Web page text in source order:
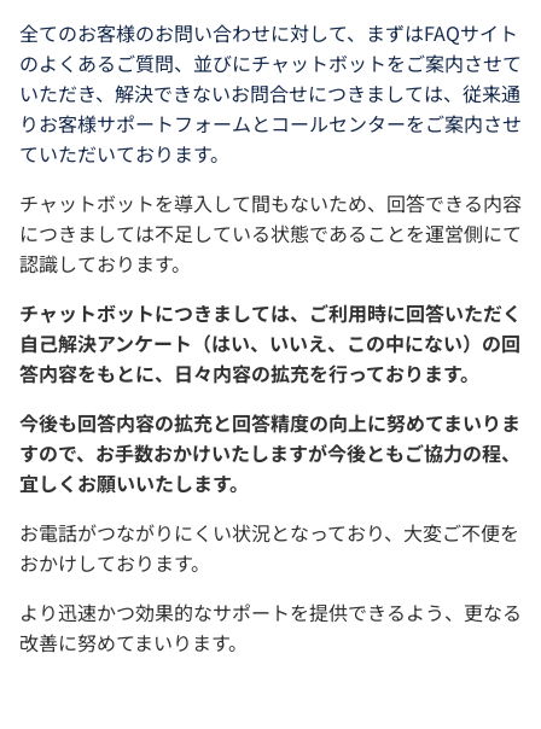
全てのお客様のお問い合わせに対して、まずはFAQサイト
のよくあるご質問、並びにチャットボットをご案内させて
いただき、解決できないお問合せにつきましては、従来通
りお客様サポートフォームとコールセンターをご案内させ
ていただいております。
チャットボットを導入して間もないため、回答できる内容
につきましては不足している状態であることを運営側にて
認識しております。
チャットボットにつきましては、ご利用時に回答いただく
自己解決アンケート（はい、いいえ、この中にない）の回
答内容をもとに、日々内容の拡充を行っております。
今後も回答内容の拡充と回答精度の向上に努めてまいりま
すので、お手数おかけいたしますが今後ともご協力の程、
宜しくお願いいたします。
お電話がつながりにくい状況となっており、大変ご不便を
おかけしております。
より迅速かつ効果的なサポートを提供できるよう、更なる
改善に努めてまいります。